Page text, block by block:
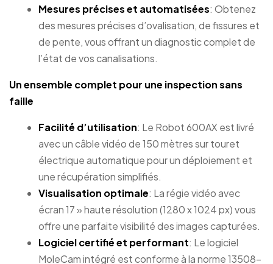
Mesures précises et automatisées: Obtenez
des mesures précises d’ovalisation, de fissures et
de pente, vous offrant un diagnostic complet de
l’état de vos canalisations.
Un ensemble complet pour une inspection sans
faille
Facilité d’utilisation: Le Robot 600AX est livré
avec un câble vidéo de 150 mètres sur touret
électrique automatique pour un déploiement et
une récupération simplifiés.
Visualisation optimale: La régie vidéo avec
écran 17 » haute résolution (1280 x 1024 px) vous
offre une parfaite visibilité des images capturées.
Logiciel certifié et performant: Le logiciel
MoleCam intégré est conforme à la norme 13508-